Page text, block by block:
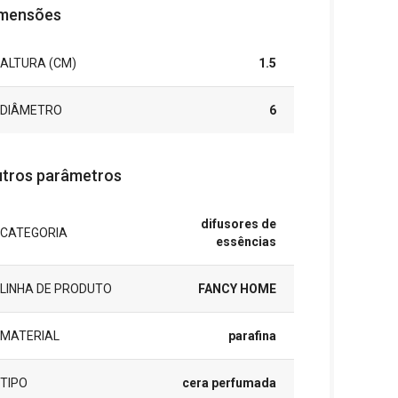
ALTURA (CM) 1.5
DIÂMETRO 6
parâmetros
CATEGORIA
difusores de
essências
LINHA DE PRODUTO FANCY HOME
MATERIAL parafina
TIPO cera perfumada